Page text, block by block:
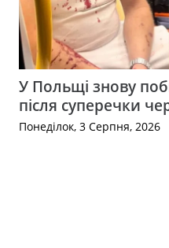
У Польщі знову
після суперечки
Понеділок, 3 Серпня, 2026